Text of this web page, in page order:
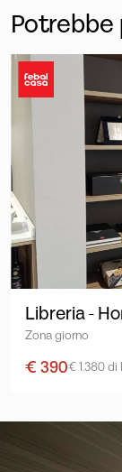
Libreria -
Zona giorno
€ 390€ 1.380